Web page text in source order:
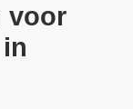
voor